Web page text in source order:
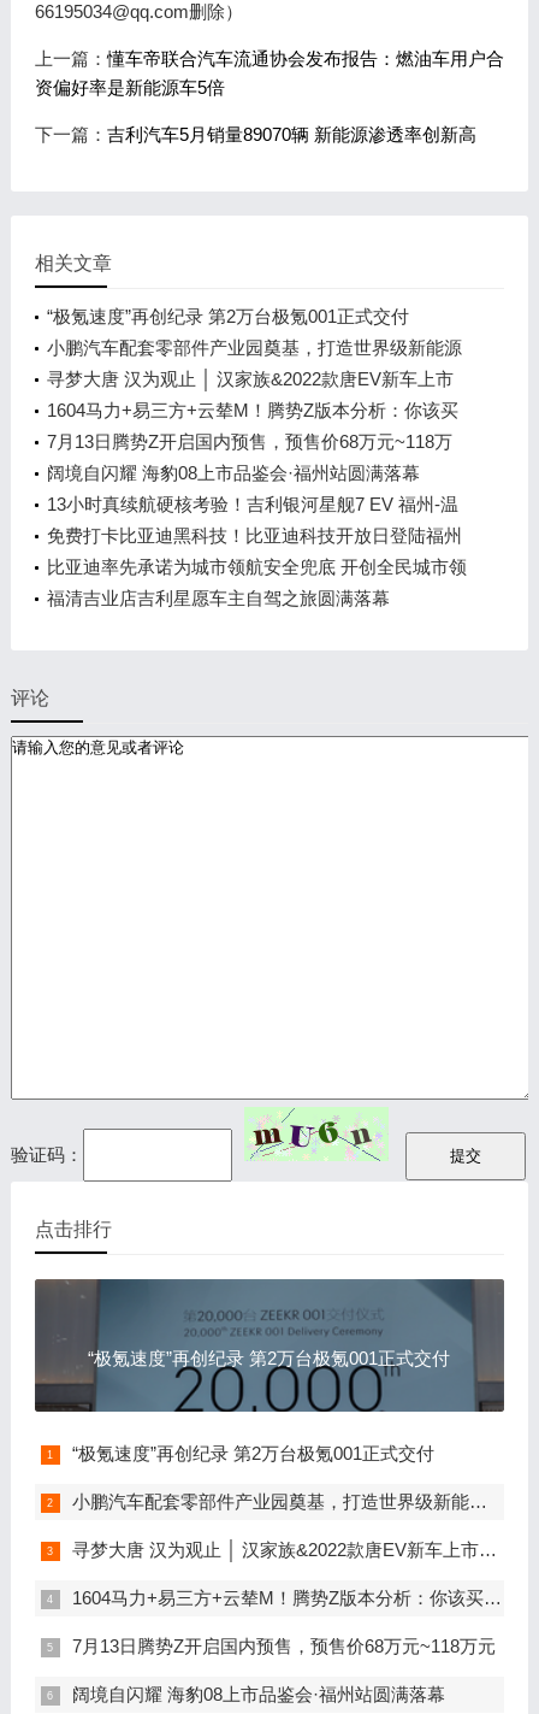
66195034@qq.com删除）
上一篇：懂车帝联合汽车流通协会发布报告：燃油车用户合
资偏好率是新能源车5倍
下一篇： 吉利汽车5月销量89070辆 新能源渗透率创新高
相关文章
“极氪速度”再创纪录 第2万台极氪001正式交付
小鹏汽车配套零部件产业园奠基，打造世界级新能源
智能汽车集群
寻梦大唐 汉为观止 │ 汉家族&2022款唐EV新车上市
发布会，敬请期待！
1604马力+易三方+云辇M！腾势Z版本分析：你该买
谁？
7月13日腾势Z开启国内预售，预售价68万元~118万
元
阔境自闪耀 海豹08上市品鉴会·福州站圆满落幕
13小时真续航硬核考验！吉利银河星舰7 EV 福州-温
州长测达成率92.73%
免费打卡比亚迪黑科技！比亚迪科技开放日登陆福州
车展
比亚迪率先承诺为城市领航安全兜底 开创全民城市领
航时代
福清吉业店吉利星愿车主自驾之旅圆满落幕
评论
验证码：
点击排行
“极氪速度”再创纪录 第2万台极氪001正式交付
“极氪速度”再创纪录 第2万台极氪001正式交付
小鹏汽车配套零部件产业园奠基，打造世界级新能源智能汽车集群
寻梦大唐 汉为观止 │ 汉家族&2022款唐EV新车上市发布会，敬请期待！
1604马力+易三方+云辇M！腾势Z版本分析：你该买谁？
7月13日腾势Z开启国内预售，预售价68万元~118万元
阔境自闪耀 海豹08上市品鉴会·福州站圆满落幕